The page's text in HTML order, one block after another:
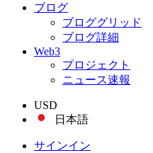
ブログ
ブロググリッド
ブログ詳細
Web3
プロジェクト
ニュース速報
USD
日本語
サインイン